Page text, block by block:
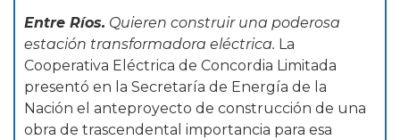
Entre Ríos. Quieren construir una poderosa
estación transformadora eléctrica. La
Cooperativa Eléctrica de Concordia Limitada
presentó en la Secretaría de Energía de la
Nación el anteproyecto de construcción de una
obra de trascendental importancia para esa